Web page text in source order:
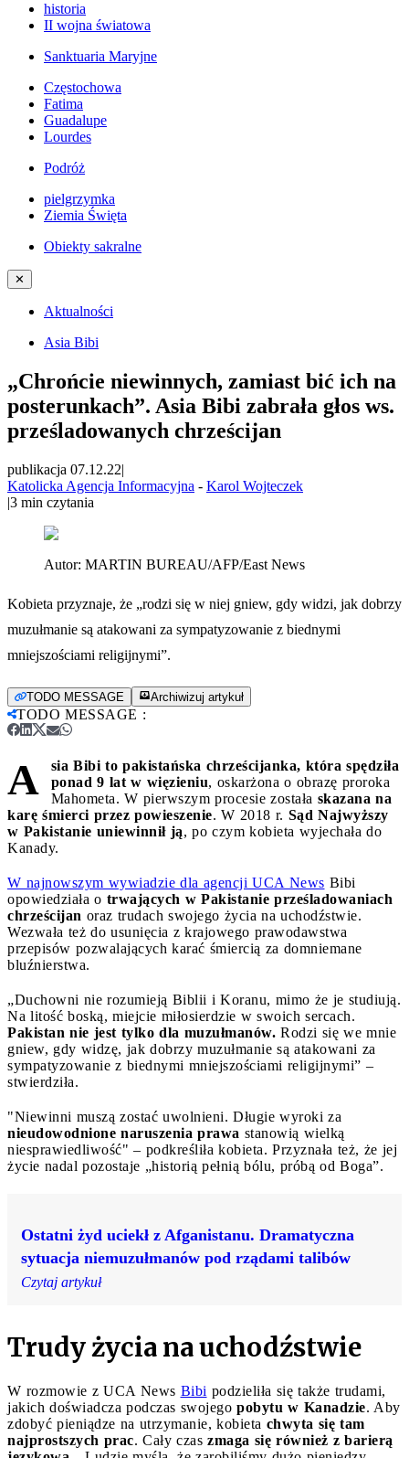
historia
II wojna światowa
Sanktuaria Maryjne
Częstochowa
Fatima
Guadalupe
Lourdes
Podróż
pielgrzymka
Ziemia Święta
Obiekty sakralne
✕
Aktualności
Asia Bibi
„Chrońcie niewinnych, zamiast bić ich na
posterunkach”. Asia Bibi zabrała głos ws.
prześladowanych chrześcijan
publikacja 07.12.22|
Katolicka Agencja Informacyjna - Karol Wojteczek
|3 min czytania
Autor: MARTIN BUREAU/AFP/East News
Kobieta przyznaje, że „rodzi się w niej gniew, gdy widzi, jak dobrzy
muzułmanie są atakowani za sympatyzowanie z biednymi
mniejszościami religijnymi”.
TODO MESSAGE Archiwizuj artykuł
TODO MESSAGE :
A
sia Bibi to pakistańska chrześcijanka, która spędziła
ponad 9 lat w więzieniu, oskarżona o obrazę proroka
Mahometa. W pierwszym procesie została skazana na
karę śmierci przez powieszenie. W 2018 r. Sąd Najwyższy
w Pakistanie uniewinnił ją, po czym kobieta wyjechała do
Kanady.
W najnowszym wywiadzie dla agencji UCA News Bibi
opowiedziała o trwających w Pakistanie prześladowaniach
chrześcijan oraz trudach swojego życia na uchodźstwie.
Wezwała też do usunięcia z krajowego prawodawstwa
przepisów pozwalających karać śmiercią za domniemane
bluźnierstwa.
„Duchowni nie rozumieją Biblii i Koranu, mimo że je studiują.
Na litość boską, miejcie miłosierdzie w swoich sercach.
Pakistan nie jest tylko dla muzułmanów. Rodzi się we mnie
gniew, gdy widzę, jak dobrzy muzułmanie są atakowani za
sympatyzowanie z biednymi mniejszościami religijnymi” –
stwierdziła.
"Niewinni muszą zostać uwolnieni. Długie wyroki za
nieudowodnione naruszenia prawa stanowią wielką
niesprawiedliwość" – podkreśliła kobieta. Przyznała też, że jej
życie nadal pozostaje „historią pełnią bólu, próbą od Boga”.
Ostatni żyd uciekł z Afganistanu. Dramatyczna
sytuacja niemuzułmanów pod rządami talibów
Czytaj artykuł
Trudy życia na uchodźstwie
W rozmowie z UCA News Bibi podzieliła się także trudami,
jakich doświadcza podczas swojego pobytu w Kanadzie. Aby
zdobyć pieniądze na utrzymanie, kobieta chwyta się tam
najprostszych prac. Cały czas zmaga się również z barierą